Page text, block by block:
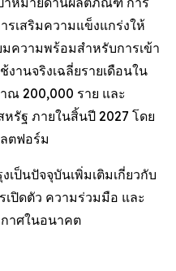
รเสริมความแข็งแกร่งให้
ความพร้อมสำหรับการเข้า
งานจริงเฉลี่ยรายเดือนใน
ณ 200,000 ราย และ
รัฐ ภายในสิ้นปี 2027 โดย
ตฟอร์ม
ป็นปัจจุบันเพิ่มเติมเกี่ยวกับ
เปิดตัว ความร่วมมือ และ
าศในอนาคต